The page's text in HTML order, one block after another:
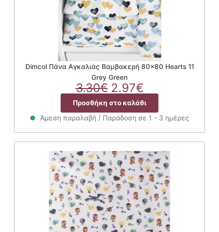
Dimcol Πάνα Αγκαλιάς Βαμβακερή 80×80 Hearts 11
Grey Green
3.30€ Original
price
was:
3.30€.
2.97€Η
τρέχουσα
τιμή
είναι:
2.97€.
Προσθήκη στο καλάθι
Άμεση παραλαβή / Παράδοση σε 1 - 3 ημέρες